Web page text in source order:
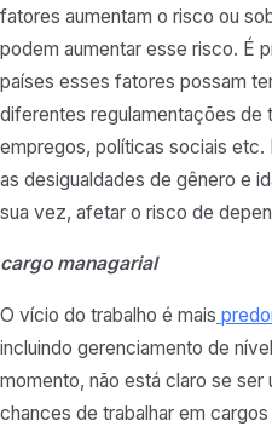
fatores aumentam o risco ou
podem aumentar esse risco. É
países esses fatores possam
diferentes regulamentações de
empregos, políticas sociais
as desigualdades de gênero e
sua vez, afetar o risco de
cargo managarial
O vício do trabalho é mais
incluindo gerenciamento de
momento, não está claro se ser
chances de trabalhar em